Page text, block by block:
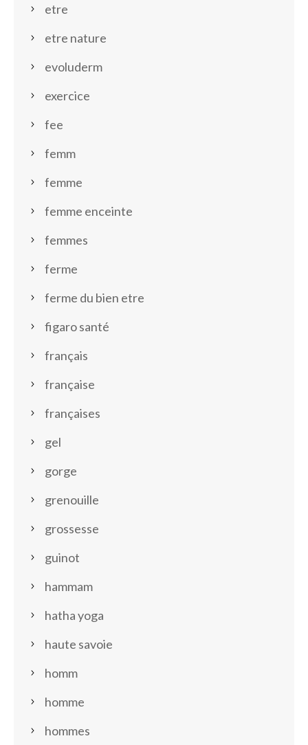
etre
etre nature
evoluderm
exercice
fee
femm
femme
femme enceinte
femmes
ferme
ferme du bien etre
figaro santé
français
française
françaises
gel
gorge
grenouille
grossesse
guinot
hammam
hatha yoga
haute savoie
homm
homme
hommes